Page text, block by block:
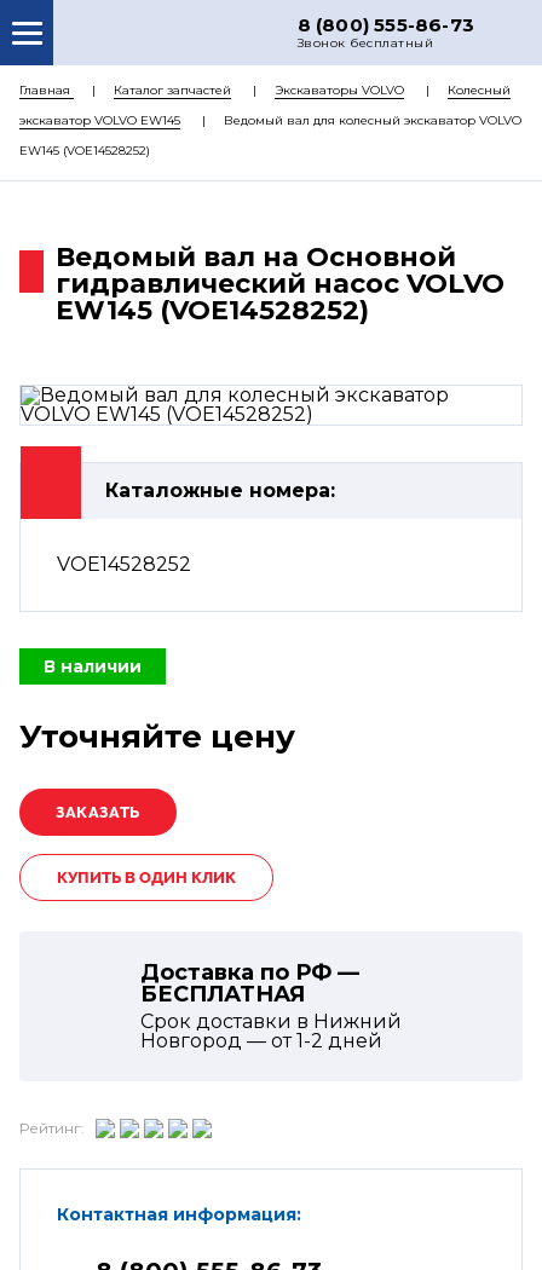
8 (800) 555-86-73
Звонок бесплатный
О НАС
КАТАЛОГ ЗАПЧАСТЕЙ
РЕМОНТ
ЦЕНЫ
КОНТАКТЫ
Главная Каталог запчастей Экскаваторы VOLVO
Колесный
экскаватор VOLVO EW145
Ведомый вал для колесный экскаватор VOLVO
EW145 (VOE14528252)
Ведомый вал на Основной
гидравлический насос VOLVO
EW145 (VOE14528252)
Каталожные номера:
VOE14528252
В наличии
Уточняйте цену
КУПИТЬ В ОДИН КЛИК
Доставка по РФ —
БЕСПЛАТНАЯ
Срок доставки в Нижний
Новгород — от1-2 дней
Рейтинг:
Контактная информация: